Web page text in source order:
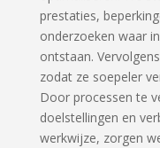
prestaties,
onderzoeken waar
ontstaan.
zodat ze soepeler
Door processen te
doelstellingen en
werkwijze, zorgen